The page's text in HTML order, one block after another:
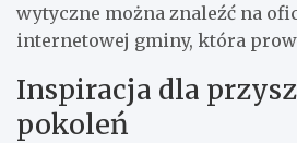
wytyczne można znaleźć na
internetowej gminy, która
Inspiracja dla
pokoleń